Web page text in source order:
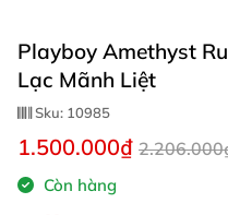
Playboy Amethyst
Lạc Mãnh Liệt
Sku: 10985
1.500.000₫
Còn hàng